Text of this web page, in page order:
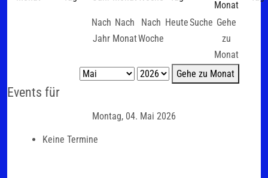
Nach
Jahr
Nach
Monat
Nach
Woche
HeuteSuche Gehe
zu
Monat
Gehe zu Monat
Events für
Montag, 04. Mai 2026
Keine Termine